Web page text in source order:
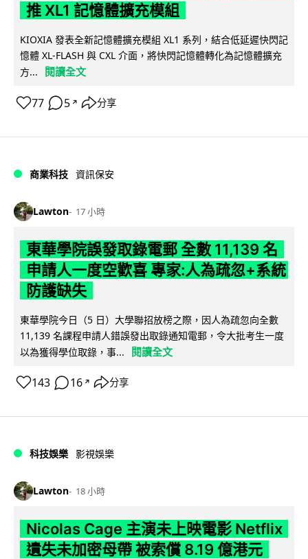
推 XL1 記憶體擴充模組
KIOXIA 發表全新記憶體擴充模組 XL1 系列，結合低延遲快閃記
憶體 XL-FLASH 與 CXL 介面，將快閃記憶體轉化為記憶體擴充
方...
閱讀全文
77 5 ↗ 分享
商業科技 資訊保安
Lawton 17 小時
東華學院誤發取錄電郵 全數 11,139 名
申請人一度空歡喜 專家:人為疏忽+系統
防護缺失
東華學院今日（5 日）大學聯招放榜之際，因人為疏忽向全數
11,139 名課程申請人錯誤發出取錄通知電郵，令大批考生一度
以為獲得學位取錄，事...
閱讀全文
143 16 ↗ 分享
科技娛樂 影視娛樂
Lawton 18 小時
Nicolas Cage 主演未上映電影 Netflix
遺失未加密母帶 被索償 8.19 億港元